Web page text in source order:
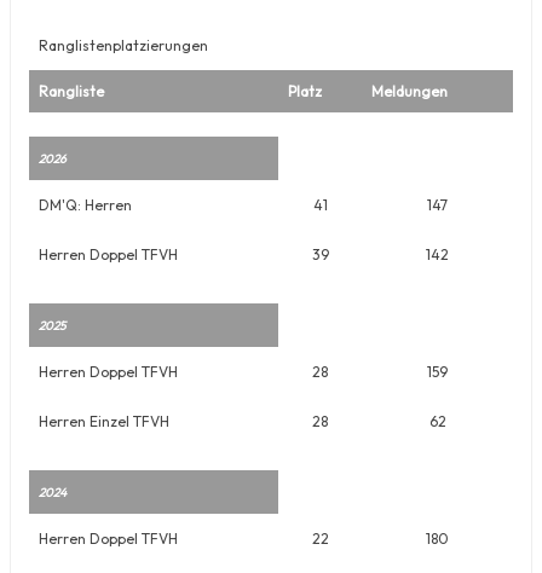
Ranglistenplatzierungen
Rangliste Platz Meldungen
2026
DM'Q: Herren 41 147
Herren Doppel TFVH 39 142
2025
Herren Doppel TFVH 28 159
Herren Einzel TFVH 28 62
2024
Herren Doppel TFVH 22 180